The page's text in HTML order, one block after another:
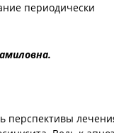
периодически
перспективы